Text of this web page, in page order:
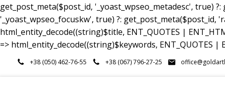
get_post_meta($post_id, '_yoast_wpseo_metadesc', true)
'_yoast_wpseo_focuskw', true) ?:
html_entity_decode((string)$title, ENT_QUOTES |
=> html_entity_decode((string)$keywords, ENT_QUOTES |
Перейти+38 (050) 462-76-55 +38 (067) 796-27-25